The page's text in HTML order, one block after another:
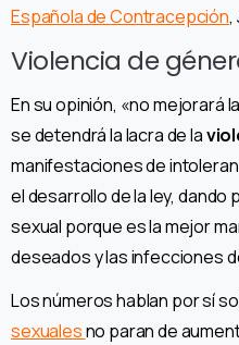
Española de Contracepción,
Violencia de
En su opinión, «no mejorará
se detendrá la lacra de la
manifestaciones de
el desarrollo de la ley, dando
sexual porque es la mejor
deseados y las infecciones
Los números hablan por sí
sexualesno paran de